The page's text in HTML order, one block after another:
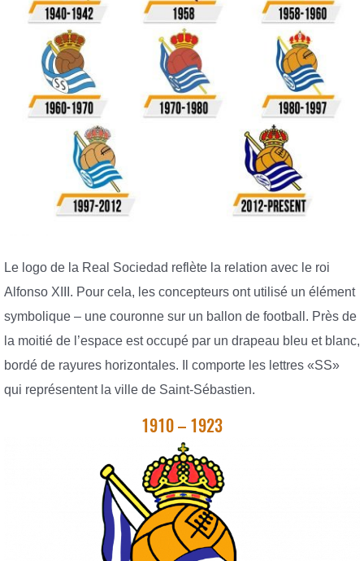
Le logo de la Real Sociedad reflète la relation avec le roi
Alfonso XIII. Pour cela, les concepteurs ont utilisé un élément
symbolique – une couronne sur un ballon de football. Près de
la moitié de l’espace est occupé par un drapeau bleu et blanc,
bordé de rayures horizontales. Il comporte les lettres «SS»
qui représentent la ville de Saint-Sébastien.
1910 – 1923